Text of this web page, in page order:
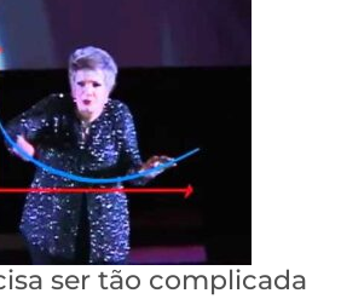
ser tão complicada